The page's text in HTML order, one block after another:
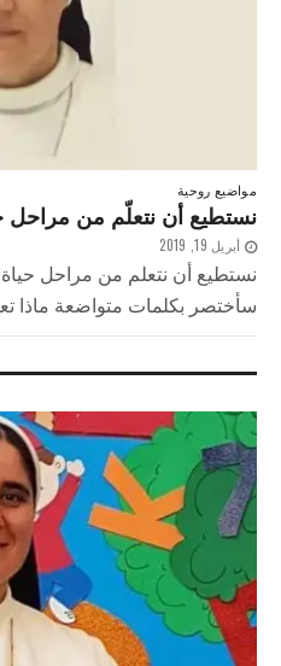
مواضيع روحية
نستطيع أن نتعلّم من مراحل
أبريل 19, 2019
نستطيع أن نتعلم من مراحل
سأختصر بكلمات متواضعة ماذا